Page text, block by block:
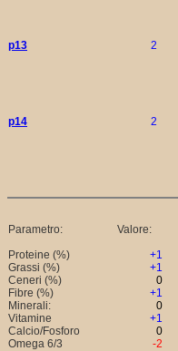
p13 2
p14 2
Parametro: Valore:
Proteine (%)
+1
Grassi (%)
+1
Ceneri (%)
0
Fibre (%)
+1
Minerali:
0
Vitamine
+1
Calcio/Fosforo
0
Omega 6/3
-2